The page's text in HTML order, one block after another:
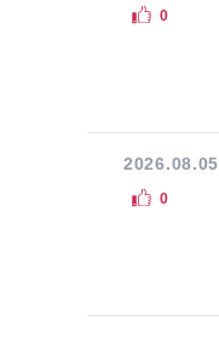
0
2026.08.05
0